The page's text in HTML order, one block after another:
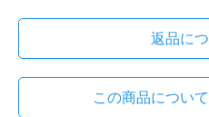
返品に
この商品につい